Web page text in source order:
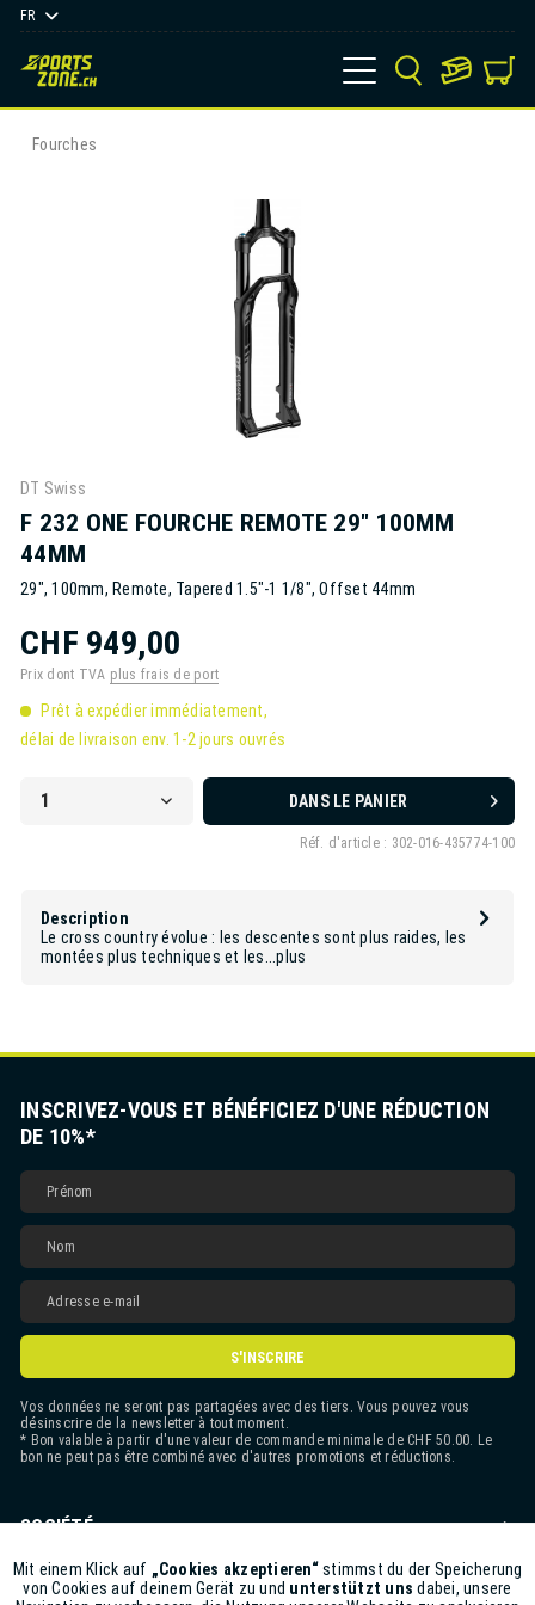
FR
Fourches
DT Swiss
F 232 ONE FOURCHE REMOTE 29" 100MM
44MM
29", 100mm, Remote, Tapered 1.5"-1 1/8", Offset 44mm
CHF 949,00
Prix dont TVA plus frais de port
Prêt à expédier immédiatement,
délai de livraison env. 1-2 jours ouvrés
DANS LE PANIER
Réf. d'article : 302-016-435774-100
Description
Le cross country évolue : les descentes sont plus raides, les
montées plus techniques et les...plus
INSCRIVEZ-VOUS ET BÉNÉFICIEZ D'UNE RÉDUCTION
DE 10%*
S'INSCRIRE
Vos données ne seront pas partagées avec des tiers. Vous pouvez vous
désinscrire de la newsletter à tout moment.
* Bon valable à partir d'une valeur de commande minimale de CHF 50.00. Le
bon ne peut pas être combiné avec d'autres promotions et réductions.
SOCIÉTÉ
CONTACT
Funktionale Aktiv
Mit einem Klick auf „Cookies akzeptieren“stimmst du der Speicherung
von Cookies auf deinem Gerät zu und unterstützt uns dabei, unsere